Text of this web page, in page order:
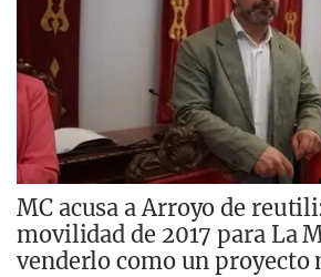
MC acusa a Arroyo de
movilidad de 2017 para La
venderlo como un proyecto